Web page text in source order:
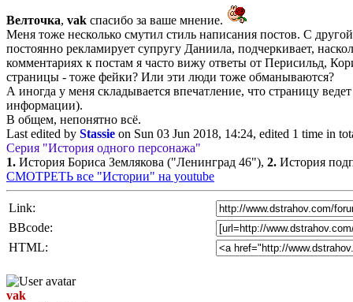
Велточка, vak спасибо за ваше мнение.
Меня тоже несколько смутил стиль написания постов. С
постоянно рекламирует супругу Даниила, подчеркивает,
комментариях к постам я часто вижу ответы от Перисильд,
страницы - тоже фейки? Или эти люди тоже обманываются?
А иногда у меня складывается впечатление, что страницу
информации).
В общем, непонятно всё.
Last edited by Stassie on Sun 03 Jun 2018, 14:24, edited 1 time in
Серия "История одного персонажа"
1. История Бориса Землякова ("Ленинград 46"), 2. История
СМОТРЕТЬ все "Истории" на youtube
Link:
BBcode:
HTML:
vak